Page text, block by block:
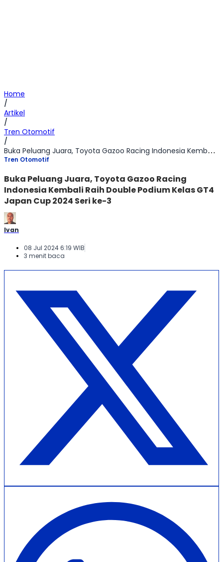
Home
/
Artikel
/
Tren Otomotif
/
Buka Peluang Juara, Toyota Gazoo Racing Indonesia Kembali Raih Double Podium Kelas GT4 Japan Cup 2024 Seri ke-3
Tren Otomotif
Buka Peluang Juara, Toyota Gazoo Racing
Indonesia Kembali Raih Double Podium Kelas GT4
Japan Cup 2024 Seri ke-3
Ivan
08 Jul 2024 6:19 WIB
3 menit baca